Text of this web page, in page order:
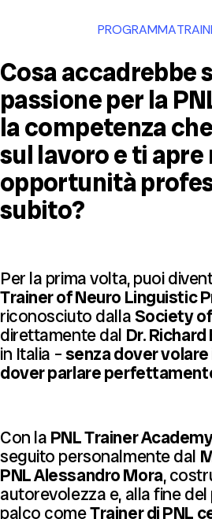
PROGRAMMA
Cosa accadrebbe
passione per la
la competenza
sul lavoro e ti apre
opportunità
subito?
Per la prima volta, puoi
Trainer of Neuro Linguistic
riconosciuto dallaSociety
direttamente dal Dr.
in Italia –senza dover volare
dover parlare
Con la PNL Trainer
seguito personalmente dal
PNL Alessandro Mora,
autorevolezza e, alla fine
palco comeTrainer di PNL